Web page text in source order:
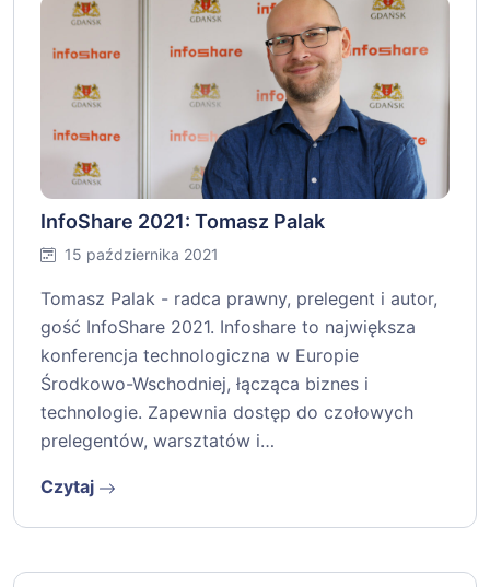
InfoShare 2021: Tomasz Palak
15 października 2021
Tomasz Palak - radca prawny, prelegent i autor,
gość InfoShare 2021. Infoshare to największa
konferencja technologiczna w Europie
Środkowo-Wschodniej, łącząca biznes i
technologie. Zapewnia dostęp do czołowych
prelegentów, warsztatów i…
Czytaj